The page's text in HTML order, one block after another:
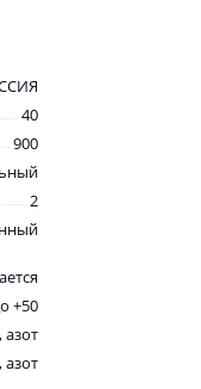
40
900
2
+50
азот
азот